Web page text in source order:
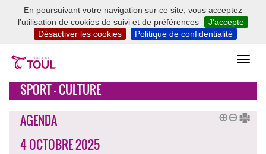
En poursuivant votre navigation sur ce site, vous acceptez
l’utilisation de cookies de suivi et de préférences
J’accepte
Désactiver les cookies
Politique de confidentialité
SPORT - CULTURE
AGENDA
4 OCTOBRE 2025